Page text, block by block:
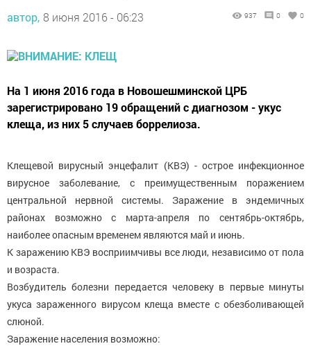
автор, 8 июня 2016 - 06:23 937 0 0
На 1 июня 2016 года в Новошешминской ЦРБ
зарегистрировано 19 обращений с диагнозом - укус
клеща, из них 5 случаев боррелиоза.
Клещевой вирусный энцефалит (КВЭ) - острое инфекционное
вирусное заболевание, с преимущественным поражением
центральной нервной системы. Заражение в эндемичных
районах возможно с марта-апреля по сентябрь-октябрь,
наиболее опасным временем являются май и июнь.
К заражению КВЭ восприимчивы все люди, независимо от пола
и возраста.
Возбудитель болезни передается человеку в первые минуты
укуса зараженного вирусом клеща вместе с обезболивающей
слюной.
Заражение населения возможно: